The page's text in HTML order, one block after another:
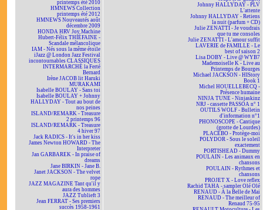
printemps été 2010
HMNEWS Collection
printemps été 2012
HMNEWS Nouveautés août
décembre 2009
HONDA HRV Joy Machine
Hubert-Félix THIÉFAINE -
Scandale mélancolique
IAM - Nés sous la même étoile
iJazz @ London Jazz Festival
incontournables CLASSIQUES
INTERMARCHÉ la Ferté
Bernard
Irène JACOB lit Haruki
MURAKAMI
Isabelle BOULAY - Sans toi
Isabelle BOULAY + Johnny
HALLYDAY - Tout au bout de
nos peines
ISLAND/REMARK - Treasure
2 printemps 96
ISLAND/REMARK - Treasure
4 hiver 97
Jack RADICS - It's in her kiss
James Newton HOWARD - The
Interpreter
Jan GARBAREK - In praise of
dreams
Jane BIRKIN - Jane B.
Janet JACKSON - The velvet
rope
JAZZ MAGAZINE Tant qu'il y
aura des hommes
JAZZ Tublieft 3
Jean FERRAT - Ses premiers
succès 1958-1961
Johnny HALLYDAY - PLV
L'attente
Johnny HALLYDAY - Retiens
la nuit (parfum + CD)
Julie ZENATTI - Je voudrais
que tu me consoles
Julie ZENATTI - L'amour suffit
LAVERIE de FAMILLE - Le
best of saison 2
Lisa DOBY - Live @ WYB7
Mademoiselle K - Live au
Printemps de Bourges
Michael JACKSON - HIStory
Book 1
Michel HOUELLEBECQ -
Présence humaine
NINJA TUNE - Ninjaskinz
NRJ - cassette PASSOA n° 1
OUTILS WOLF - Bulletin
d'information n°1
PHONOSCOPE - Cantique
(grotte de Lourdes)
PLACEBO - Protège-moi
POLYDOR - Sous le soleil
exactement
PORTISHEAD - Dummy
POULAIN - Les animaux en
chansons
POULAIN - Rythmes et
chansons
PROJET X - Love reflex
Rachid TAHA - sampler Olé Olé
RENAUD - À la Belle de Mai
RENAUD - The meilleur of
Renaud 75-95